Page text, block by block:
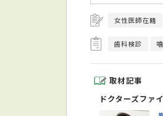
女性医師在籍
歯科検診
取材記事
ドクターズファ